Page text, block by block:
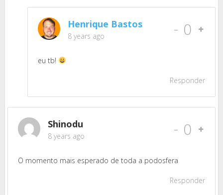
Henrique Bastos
8 years ago - 0
eu tb!
Responder
Shinodu
8 years ago - 0
O momento mais esperado de toda a podosfera
Responder